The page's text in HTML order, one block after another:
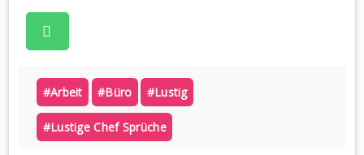
#arbeit #büro #lustig
#lustige Chef Sprüche